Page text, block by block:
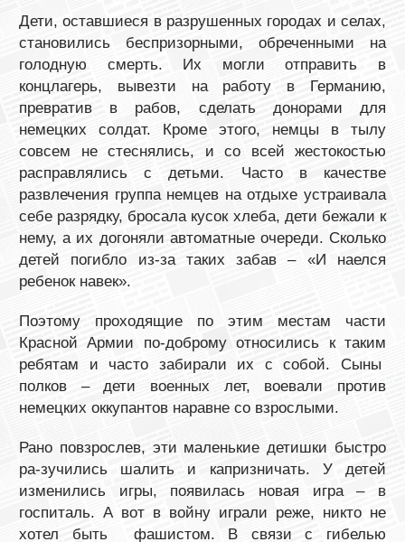
Дети, оставшиеся в разрушенных городах и селах,
становились беспризорными, обреченными на
голодную смерть. Их могли отправить в
концлагерь, вывезти на работу в Германию,
превратив в рабов, сделать донорами для
немецких солдат. Кроме этого, немцы в тылу
совсем не стеснялись, и со всей жестокостью
расправлялись с детьми. Часто в качестве
развлечения группа немцев на отдыхе устраивала
себе разрядку, бросала кусок хлеба, дети бежали к
нему, а их догоняли автоматные очереди. Сколько
детей погибло из-за таких забав – «И наелся
ребенок навек».
Поэтому проходящие по этим местам части
Красной Армии по-доброму относились к таким
ребятам и часто забирали их с собой. Сыны
полков – дети военных лет, воевали против
немецких оккупантов наравне со взрослыми.
Рано повзрослев, эти маленькие детишки быстро
ра-зучились шалить и капризничать. У детей
изменились игры, появилась новая игра – в
госпиталь. А вот в войну играли реже, никто не
хотел быть фашистом. В связи с гибелью